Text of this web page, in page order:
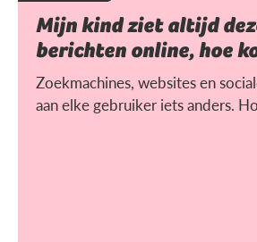
Mijn kind ziet altijd
berichten online, hoe
Zoekmachines, websites en
aan elke gebruiker iets anders.